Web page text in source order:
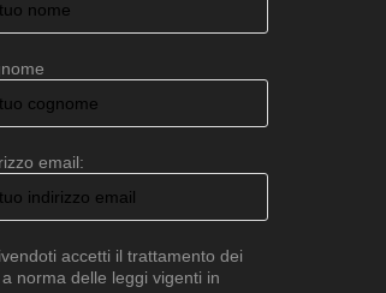
email:
accetti il trattamento dei
norma delle leggi vigenti in